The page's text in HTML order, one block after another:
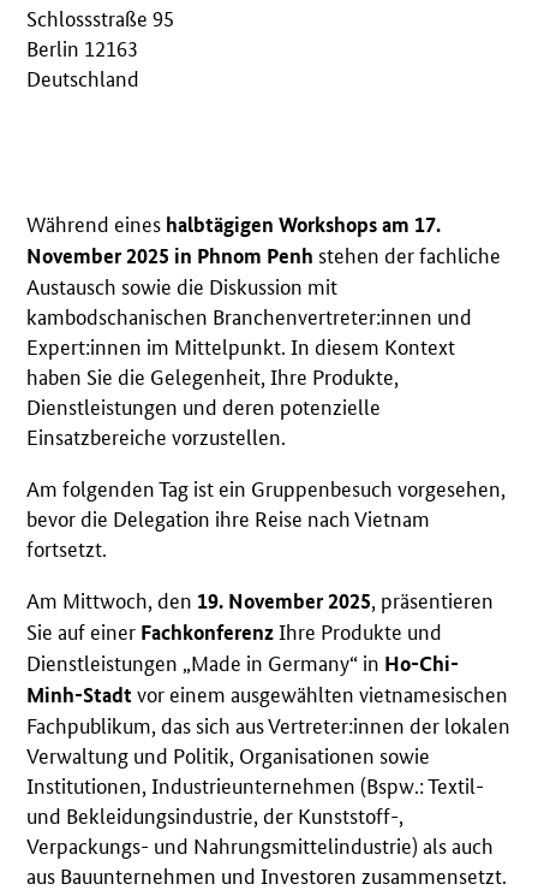
Schlossstraße 95
Berlin 12163
Deutschland
Während eines halbtägigen Workshops am 17.
November 2025 in Phnom Penh stehen der fachliche
Austausch sowie die Diskussion mit
kambodschanischen Branchenvertreter:innen und
Expert:innen im Mittelpunkt. In diesem Kontext
haben Sie die Gelegenheit, Ihre Produkte,
Dienstleistungen und deren potenzielle
Einsatzbereiche vorzustellen.
Am folgenden Tag ist ein Gruppenbesuch vorgesehen,
bevor die Delegation ihre Reise nach Vietnam
fortsetzt.
Am Mittwoch, den 19. November 2025 , präsentieren
Sie auf einer FachkonferenzIhre Produkte und
Dienstleistungen „Made in Germany“ in Ho-Chi-
Minh-Stadt vor einem ausgewählten vietnamesischen
Fachpublikum, das sich aus Vertreter:innen der lokalen
Verwaltung und Politik, Organisationen sowie
Institutionen, Industrieunternehmen (Bspw.: Textil-
und Bekleidungsindustrie, der Kunststoff-,
Verpackungs- und Nahrungsmittelindustrie) als auch
aus Bauunternehmen und Investoren zusammensetzt.